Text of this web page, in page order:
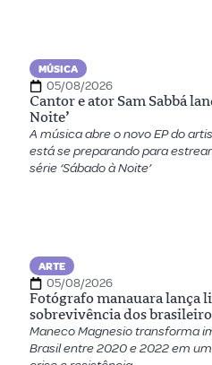
MÚSICA
05/08/2026
Cantor e ator Sam Sabbá
Noite’
A música abre o novo EP do
está se preparando para
série ‘Sábado à Noite’
ARTE
05/08/2026
Fotógrafo manauara lança
sobrevivência dos
Maneco Magnesio transforma
Brasil entre 2020 e 2022 em